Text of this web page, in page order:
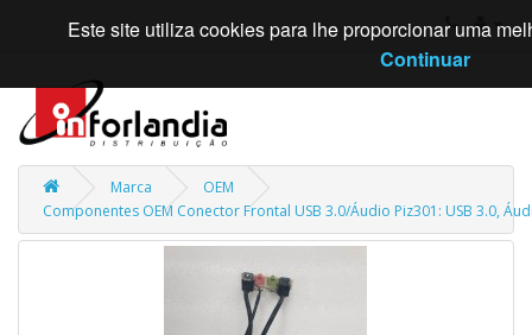
Marca
OEM
Componentes OEM Conector Frontal USB 3.0/Áudio Piz301: USB 3.0,
Este site utiliza cookies para lhe proporcionar uma
Continuar